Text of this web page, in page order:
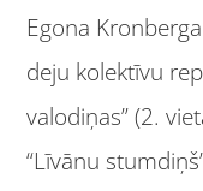
Egona
deju kolektīvu
valodiņas” (2.
“Līvānu